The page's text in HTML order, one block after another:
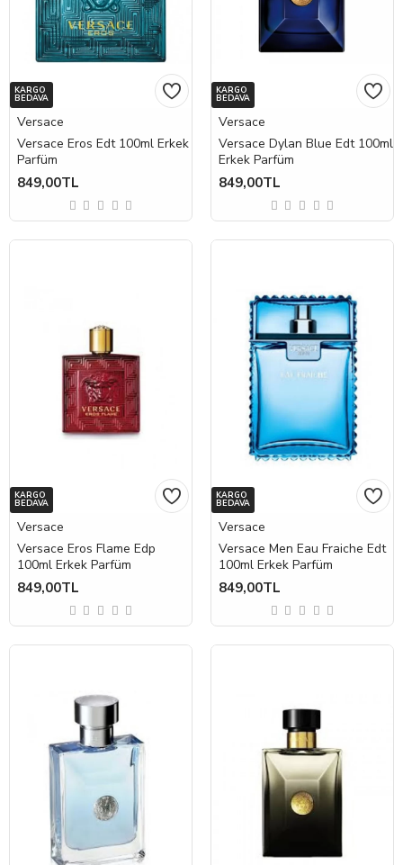
KARGO
BEDAVA
Versace
Versace Eros Edt 100ml Erkek
Parfüm
849,00TL
KARGO
BEDAVA
Versace
Versace Dylan Blue Edt 100ml
Erkek Parfüm
849,00TL
KARGO
BEDAVA
Versace
Versace Eros Flame Edp
100ml Erkek Parfüm
849,00TL
KARGO
BEDAVA
Versace
Versace Men Eau Fraiche Edt
100ml Erkek Parfüm
849,00TL